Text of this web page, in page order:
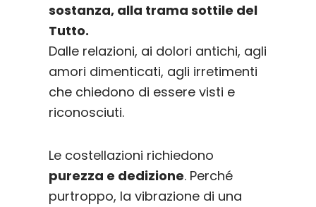
sostanza, alla trama sottile del
Tutto.
Dalle relazioni, ai dolori antichi, agli
amori dimenticati, agli irretimenti
che chiedono di essere visti e
riconosciuti.
Le costellazioni richiedono
purezza e dedizione. Perché
purtroppo, la vibrazione di una